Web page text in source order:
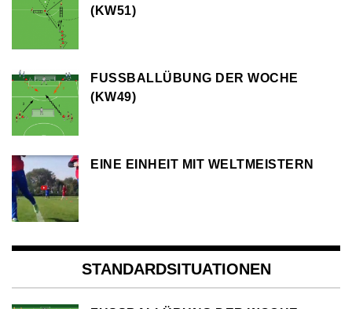
KW51)
FUSSBALLÜBUNG DER WOCHE (
KW49)
EINE EINHEIT MIT WELTMEISTERN
STANDARDSITUATIONEN